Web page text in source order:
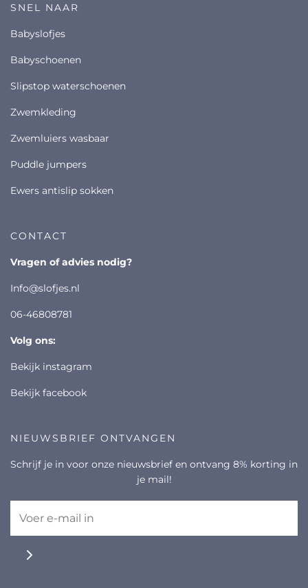
SNEL NAAR
babyslofjes
babyschoenen
slipstop waterschoenen
zwemkleding
zwemluiers wasbaar
puddle jumpers
ewers antislip sokken
CONTACT
vragen of advies nodig?
info@slofjes.nl
06-46808781
volg ons:
bekijk instagram
bekijk facebook
NIEUWSBRIEF ONTVANGEN
Schrijf je in voor onze nieuwsbrief en ontvang 8% korting in
je mail!